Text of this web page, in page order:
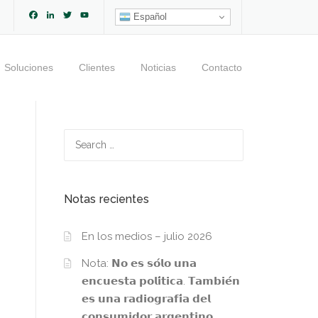
Español
Facebook
LinkedIn
TwitterYouTube
Channel
Soluciones Clientes Noticias Contacto
Notas recientes
En los medios – julio 2026
Nota: 𝗡𝗼 𝗲𝘀 𝘀𝗼́𝗹𝗼 𝘂𝗻𝗮
𝗲𝗻𝗰𝘂𝗲𝘀𝘁𝗮 𝗽𝗼𝗹𝗶́𝘁𝗶𝗰𝗮. 𝗧𝗮𝗺𝗯𝗶𝗲́𝗻
𝗲𝘀 𝘂𝗻𝗮 𝗿𝗮𝗱𝗶𝗼𝗴𝗿𝗮𝗳𝗶́𝗮 𝗱𝗲𝗹